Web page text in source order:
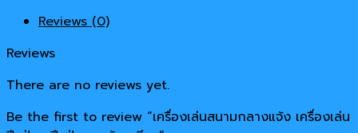
Reviews (0)
Reviews
There are no reviews yet.
Be the first to review “เครื่องเล่นสนามกลางแจ้ง เครื่องเล่น